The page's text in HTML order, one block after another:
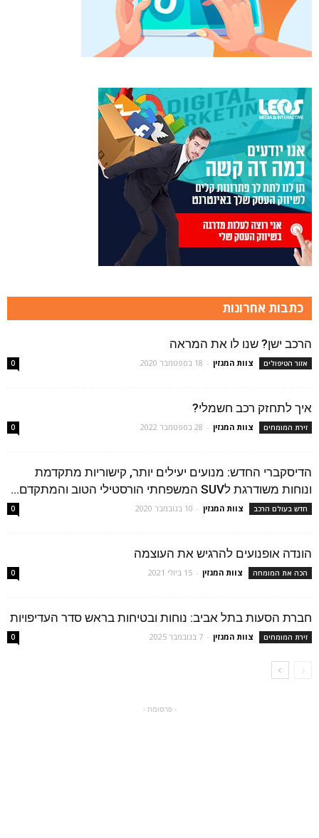
כתבות אחרונות
הרכב ישן? שנו לו את המראה
אזור הטיפולים צוות המגזין - 18 בספטמבר 2020 0
איך לתחזק רכב חשמלי?
זירת המומחים צוות המגזין - 28 בספטמבר 2022 0
הדיסקברי החדש: מנועים יעילים יותר, קישוריות מתקדמת
ונוחות משודרגת לSUV המשפחתי הורסטילי הטוב והמתקדם...
חדש בעולם הרכב צוות המגזין - 10 בנובמבר 2020 0
הונדה אופנועים להרגיש את העוצמה
הכה את המומחה צוות המגזין - 15 ביולי 2021 0
חברת הסעות בתל אביב: נוחות ובטיחות בראש סדר העדיפויות
זירת המומחים צוות המגזין - 7 בנובמבר 2025 0
- פרסומת -